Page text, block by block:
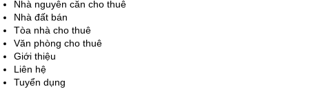
Nhà nguyên căn cho thuê
Nhà đất bán
Tòa nhà cho thuê
Văn phòng cho thuê
Giới thiệu
Liên hệ
Tuyển dụng